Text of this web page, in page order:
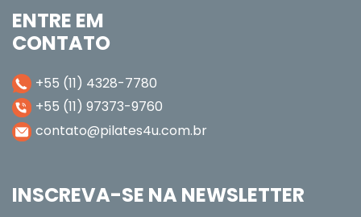
ENTRE EM
CONTATO
+55 (11) 4328-7780
+55 (11) 97373-9760
contato@pilates4u.com.br
INSCREVA-SE NA NEWSLETTER